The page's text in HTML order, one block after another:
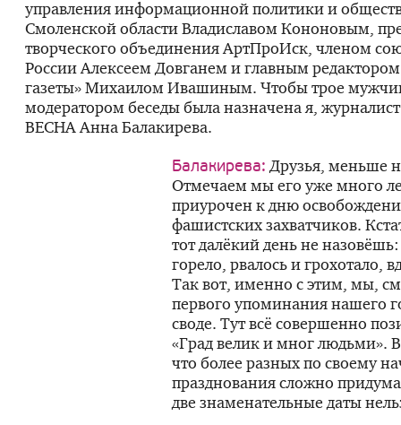
управления информационной политики и
Смоленской области Владиславом Кононовым,
творческого объединения АртПроИск, членом
России Алексеем Довганем и главным
газеты» Михаилом Ивашиным. Чтобы трое
модератором беседы была назначена я,
ВЕСНА Анна Балакирева.
Балакирева: Друзья, меньше
Отмечаем мы его уже много
приурочен к дню
фашистских захватчиков.
тот далёкий день не
горело, рвалось и грохотало,
Так вот, именно с этим, мы,
первого упоминания нашего
своде. Тут всё совершенно
«Град велик и мног людьми».
что более разных по своему
празднования сложно
две знаменательные даты